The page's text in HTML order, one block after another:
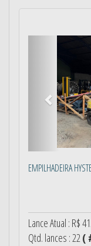
EMPILHADEIRA
Lance Atual : R$
Qtd. lances : 22(